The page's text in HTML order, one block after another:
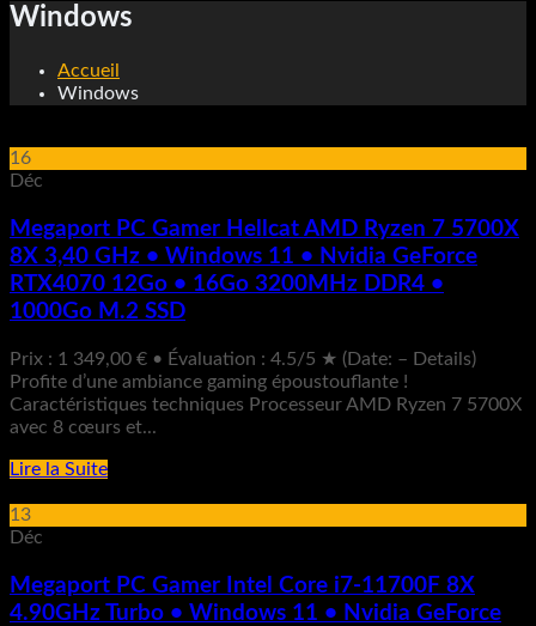
Windows
Accueil
Windows
16
Déc
Megaport PC Gamer Hellcat AMD Ryzen 7 5700X
8X 3,40 GHz • Windows 11 • Nvidia GeForce
RTX4070 12Go • 16Go 3200MHz DDR4 •
1000Go M.2 SSD
Prix : 1 349,00 € • Évaluation : 4.5/5 ★ (Date: – Details)
Profite d’une ambiance gaming époustouflante !
Caractéristiques techniques Processeur AMD Ryzen 7 5700X
avec 8 cœurs et...
Lire la Suite
13
Déc
Megaport PC Gamer Intel Core i7-11700F 8X
4.90GHz Turbo • Windows 11 • Nvidia GeForce